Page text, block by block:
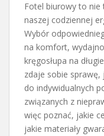
Fotel biurowy to nie
naszej codziennej
Wybór
na komfort,
kręgosłupa na
zdaje sobie
do indywidualnych
związanych z
więc poznać, jakie
jakie materiały